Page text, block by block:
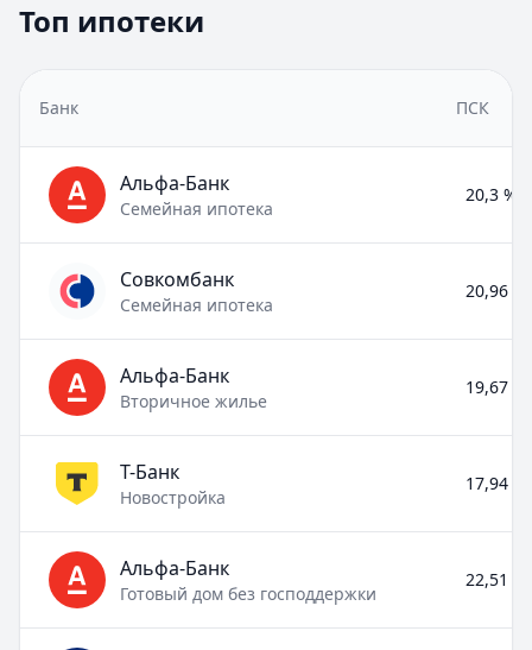
Топ ипотеки
Банк ПСК
Альфа-Банк
Семейная ипотека
20,3 %
Совкомбанк
Семейная ипотека
20,96 %
Альфа-Банк
Вторичное жилье
19,67
Т-Банк
Новостройка
17,94
Альфа-Банк
Готовый дом без господдержки
22,51 %